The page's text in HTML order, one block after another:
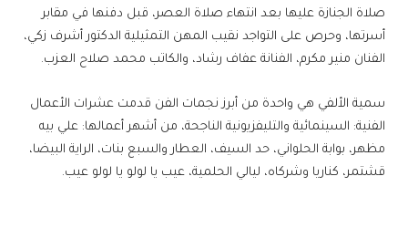
صلاة الجنازة عليها بعد انتهاء صلاة العصر، قبل دفنها في مقابر
أسرتها، وحرص على التواجد نقيب المهن التمثيلية الدكتور أشرف زكي،
الفنان منير مكرم، الفنانة عفاف رشاد، والكاتب محمد صلاح العزب.
سمية الألفي هي واحدة من أبرز نجمات الفن قدمت عشرات الأعمال
الفنية: السينمائية والتليفزيونية الناجحة، من أشهر أعمالها: علي بيه
مظهر، بوابة الحلواني، حد السيف، العطار والسبع بنات، الراية البيضا،
قشتمر، كناريا وشركاه، ليالي الحلمية، عيب يا لولو يا لولو عيب.